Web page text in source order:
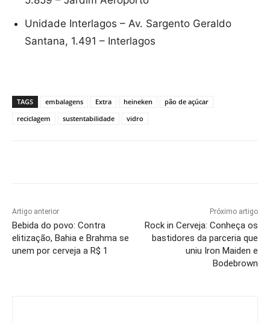
Unidade Interlagos – Av. Sargento Geraldo
Santana, 1.491 – Interlagos
TAGS embalagens Extra heineken
pão de açúcar
reciclagem
sustentabilidade vidro
Artigo anterior
Bebida do povo: Contra
elitização, Bahia e Brahma se
unem por cerveja a R$ 1
Próximo artigo
Rock in Cerveja: Conheça os
bastidores da parceria que
uniu Iron Maiden e
Bodebrown